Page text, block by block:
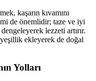
kaşarın kıvamını
de önemlidir; taze ve iyi
lezzeti artırır.
ekleyerek de doğal
Yolları